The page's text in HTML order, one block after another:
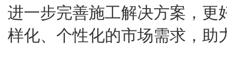
进一步完善施工解决方案，更
样化、个性化的市场需求，助